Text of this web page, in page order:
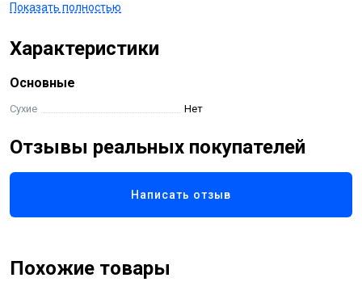
Средство не вызывает аллергии, раздражения,
Показать полностью
Характеристики
Основные
Сухие Нет
Отзывы реальных покупателей
Написать отзыв
Похожие товары